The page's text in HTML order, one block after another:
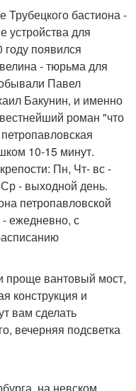
бастиона -
устройства для
появился
- тюрьма для
Павел
Бакунин, и именно
роман "что
10-15 минут.
Пн, Чт- вс -
- выходной день.
петропавловской
- ежедневно, с
проще вантовый мост,
конструкция и
вам сделать
вечерняя подсветка